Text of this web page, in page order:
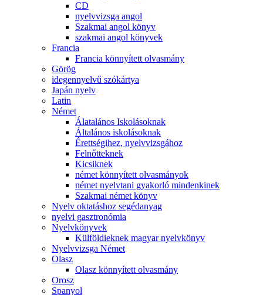
CD
nyelvvizsga angol
Szakmai angol könyv
szakmai angol könyvek
Francia
Francia könnyített olvasmány
Görög
idegennyelvű szókártya
Japán nyelv
Latin
Német
Álatalános Iskolásoknak
Általános iskolásoknak
Érettségihez, nyelvvizsgához
Felnőtteknek
Kicsiknek
német könnyített olvasmányok
német nyelvtani gyakorló mindenkinek
Szakmai német könyv
Nyelv oktatáshoz segédanyag
nyelvi gasztronómia
Nyelvkönyvek
Külföldieknek magyar nyelvkönyv
Nyelvvizsga Német
Olasz
Olasz könnyített olvasmány
Orosz
Spanyol